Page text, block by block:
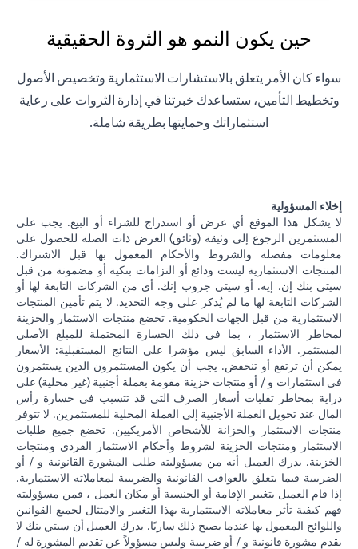
حين يكون النمو هو الثروة الحقيقية
سواء كان الأمر يتعلق بالاستشارات الاستثمارية وتخصيص الأصول
وتخطيط التأمين، ستساعدك خبرتنا في إدارة الثروات على رعاية
استثماراتك وحمايتها بطريقة شاملة.
إخلاء المسؤولية
لا يشكل هذا الموقع أي عرض أو استدراج للشراء أو البيع. يجب على
المستثمرين الرجوع إلى وثيقة (وثائق) العرض ذات الصلة للحصول على
معلومات مفصلة والشروط والأحكام المعمول بها قبل الاشتراك.
المنتجات الاستثمارية ليست ودائع أو التزامات بنكية أو مضمونة من قبل
سيتي بنك إن. إيه. أو سيتي جروب إنك. أي من الشركات التابعة لها أو
الشركات التابعة لها ما لم يُذكر على وجه التحديد. لا يتم تأمين المنتجات
الاستثمارية من قبل الجهات الحكومية. تخضع منتجات الاستثمار والخزينة
لمخاطر الاستثمار ، بما في ذلك الخسارة المحتملة للمبلغ الأصلي
المستثمر. الأداء السابق ليس مؤشرا على النتائج المستقبلية: الأسعار
يمكن أن ترتفع أو تنخفض. يجب أن يكون المستثمرون الذين يستثمرون
في استثمارات و / أو منتجات خزينة مقومة بعملة أجنبية (غير محلية) على
دراية بمخاطر تقلبات أسعار الصرف التي قد تتسبب في خسارة رأس
المال عند تحويل العملة الأجنبية إلى العملة المحلية للمستثمرين. لا تتوفر
منتجات الاستثمار والخزانة للأشخاص الأمريكيين. تخضع جميع طلبات
الاستثمار ومنتجات الخزينة لشروط وأحكام الاستثمار الفردي ومنتجات
الخزينة. يدرك العميل أنه من مسؤوليته طلب المشورة القانونية و / أو
الضريبية فيما يتعلق بالعواقب القانونية والضريبية لمعاملاته الاستثمارية.
إذا قام العميل بتغيير الإقامة أو الجنسية أو مكان العمل ، فمن مسؤوليته
فهم كيفية تأثر معاملاته الاستثمارية بهذا التغيير والامتثال لجميع القوانين
واللوائح المعمول بها عندما يصبح ذلك ساريًا. يدرك العميل أن سيتي بنك لا
يقدم مشورة قانونية و / أو ضريبية وليس مسؤولاً عن تقديم المشورة له /